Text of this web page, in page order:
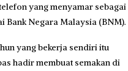
yang menyamar sebagai
Bank Negara Malaysia (BNM).
yang bekerja sendiri itu
hadir membuat semakan di